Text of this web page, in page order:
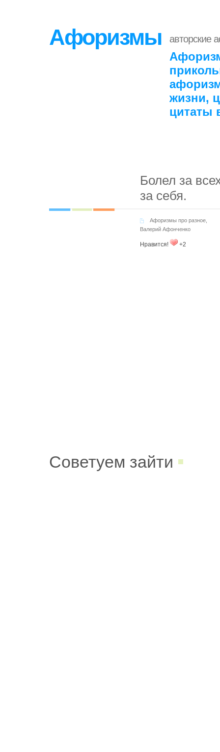
Афоризмы авторские
жизни,
цитаты
Болел за
за себя.
Афоризмы про разное
Валерий Афонченко
Нравится! +2
Советуем зайти